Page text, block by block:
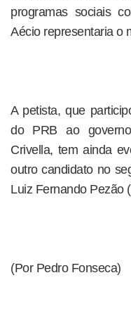
programas sociais
Aécio representaria o
A petista, que
do PRB ao
Crivella, tem ainda
outro candidato no
Luiz Fernando Pezão
(Por Pedro Fonseca)